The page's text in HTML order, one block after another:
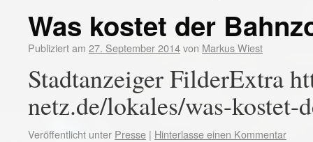
Was kostet der
Publiziert am 27. September 2014von Markus Wiest
Stadtanzeiger FilderExtra
netz.de/lokales/was-kostet-
Veröffentlicht unter Presse | Hinterlasse einen Kommentar